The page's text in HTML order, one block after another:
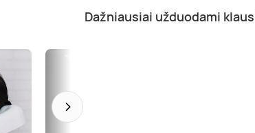
Dažniausiai užduodami